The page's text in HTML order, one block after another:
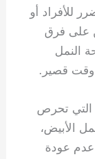
للأفراد أو
على فرق
النمل
وقت قصير.
التي تحرص
الأبيض،
عدم عودة